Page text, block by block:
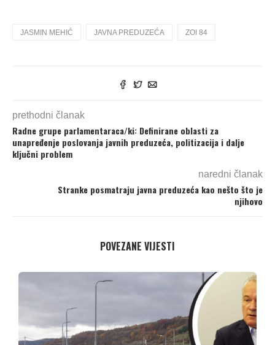
JASMIN MEHIĆ JAVNA PREDUZEĆA ZOI 84
prethodni članak
Radne grupe parlamentaraca/ki: Definirane oblasti za
unapređenje poslovanja javnih preduzeća, politizacija i dalje
ključni problem
naredni članak
Stranke posmatraju javna preduzeća kao nešto što je
njihovo
POVEZANE VIJESTI